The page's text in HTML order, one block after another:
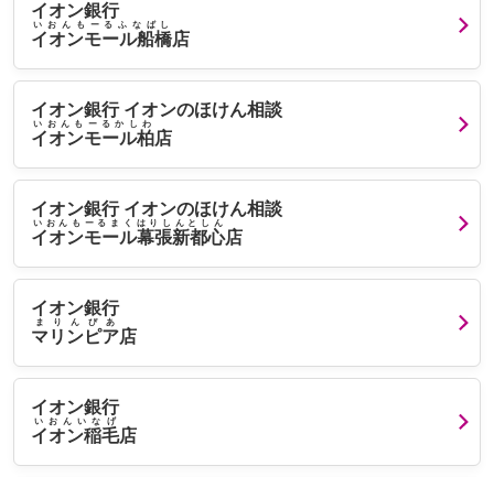
イオン銀行
イオンモール船橋
いおんもーるふなばし
店
イオン銀行 イオンのほけん相談
イオンモール柏
いおんもーるかしわ
店
イオン銀行 イオンのほけん相談
イオンモール幕張新都心
いおんもーるまくはりしんとしん
店
イオン銀行
マリンピア
まりんぴあ
店
イオン銀行
イオン稲毛
いおんいなげ
店